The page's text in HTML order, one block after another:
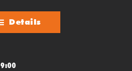
Details